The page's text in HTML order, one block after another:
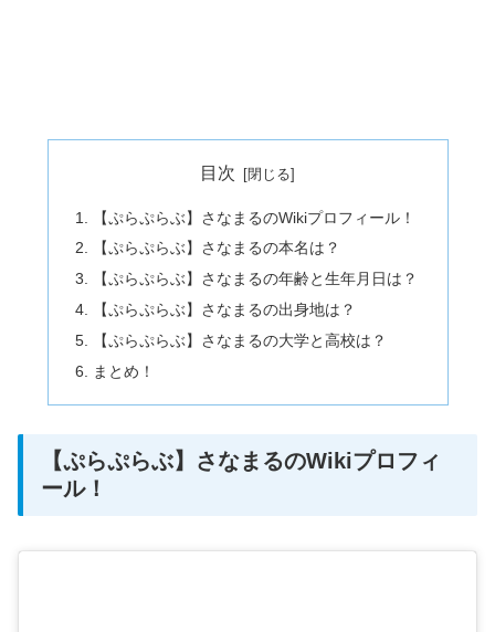
目次
【ぷらぷらぶ】さなまるのWikiプロフィール！
【ぷらぷらぶ】さなまるの本名は？
【ぷらぷらぶ】さなまるの年齢と生年月日は？
【ぷらぷらぶ】さなまるの出身地は？
【ぷらぷらぶ】さなまるの大学と高校は？
まとめ！
【ぷらぷらぶ】さなまるのWikiプロフィ
ール！